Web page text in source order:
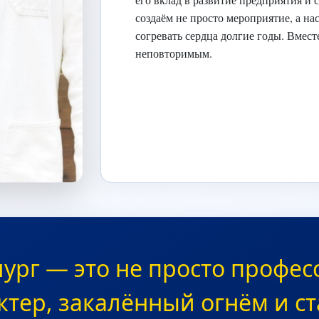
создаём не просто мероприятие, а
согревать сердца долгие годы.
неповторимым.
— это не просто
закалённый огнём и